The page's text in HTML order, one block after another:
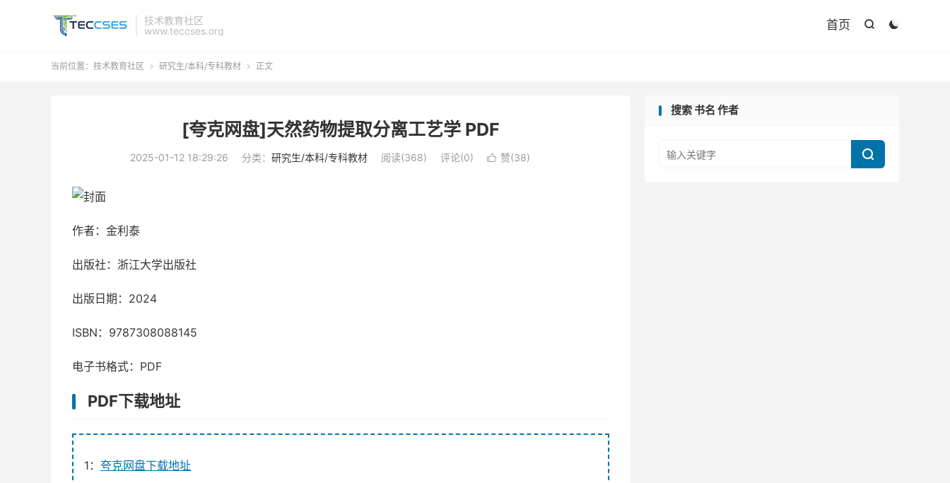
技术教育社区
www.teccses.org


首页
当前位置： 技术教育社区  研究生/本科/专科教材  正文
[夸克网盘]天然药物提取分离工艺学 PDF
2025-01-12 18:29:26 分类： 研究生/本科/专科教材 阅读(368) 评论(0)  赞(38)
作者：金利泰
出版社：浙江大学出版社
出版日期：2024
ISBN：9787308088145
电子书格式：PDF
PDF下载地址
1： 夸克网盘下载地址
搜索 书名 作者
